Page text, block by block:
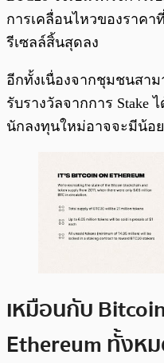
การเคลื่อนไหวของราคา
รีเซลล์สิ้นสุดลง
อีกทั้งเนื่องจากชุมชนสาม
รับรางวัลจากการ Stake
นักลงทุนใหม่อาจจะมีน้อ
เหมือนกับ
Ethereum ทั้งห